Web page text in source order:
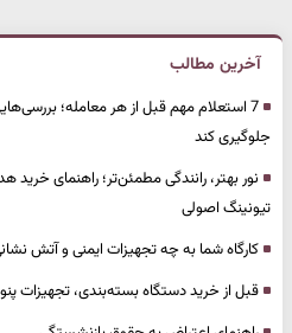
آخرین مطالب
7 استعلام مهم قبل از هر معامله؛
جلوگیری کند
نور بهتر، رانندگی مطمئن‌تر؛ راهنمای خرید
تیونینگ اصولی
کارگاه شما به چه تجهیزات ایمنی و آتش
قبل از خرید دستگاه بسته‌بندی، تجهیزات